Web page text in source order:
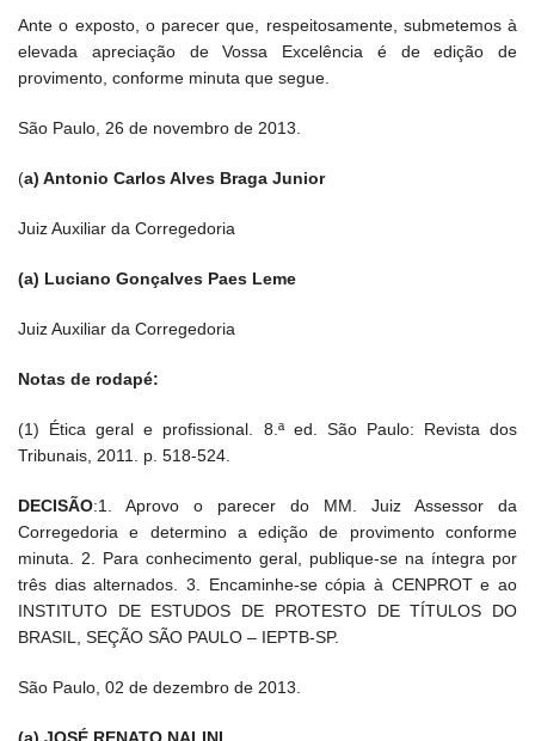
Ante o exposto, o parecer que, respeitosamente, submetemos à
elevada apreciação de Vossa Excelência é de edição de
provimento, conforme minuta que segue.
São Paulo, 26 de novembro de 2013.
(a) Antonio Carlos Alves Braga Junior
Juiz Auxiliar da Corregedoria
(a) Luciano Gonçalves Paes Leme
Juiz Auxiliar da Corregedoria
Notas de rodapé:
(1) Ética geral e profissional. 8.ª ed. São Paulo: Revista dos
Tribunais, 2011. p. 518-524.
DECISÃO:1. Aprovo o parecer do MM. Juiz Assessor da
Corregedoria e determino a edição de provimento conforme
minuta. 2. Para conhecimento geral, publique-se na íntegra por
três dias alternados. 3. Encaminhe-se cópia à CENPROT e ao
INSTITUTO DE ESTUDOS DE PROTESTO DE TÍTULOS DO
BRASIL, SEÇÃO SÃO PAULO – IEPTB-SP.
São Paulo, 02 de dezembro de 2013.